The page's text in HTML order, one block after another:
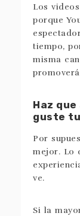
Los
porque
tiempo,
misma
Haz
guste
Por
mejor. Lo
ve.
Si la